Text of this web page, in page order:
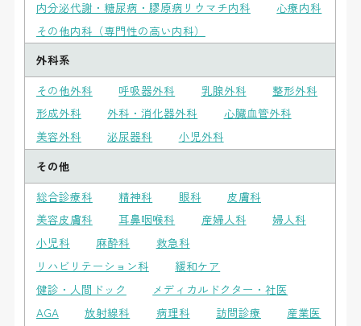
内分泌代謝・糖尿病・膠原病リウマチ内科
心療内科
その他内科（専門性の高い内科）
外科系
その他外科
呼吸器外科 乳腺外科
整形外科
形成外科
外科・消化器外科
心臓血管外科
美容外科
泌尿器科
小児外科
その他
総合診療科
精神科 眼科
皮膚科
美容皮膚科
耳鼻咽喉科 産婦人科
婦人科
小児科
麻酔科
救急科
リハビリテーション科
緩和ケア
健診・人間ドック
メディカルドクター・社医
AGA
放射線科 病理科 訪問診療
産業医